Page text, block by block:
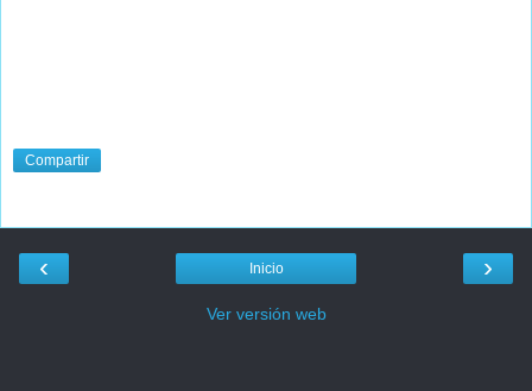
Compartir
‹ ›
Inicio
Ver versión web